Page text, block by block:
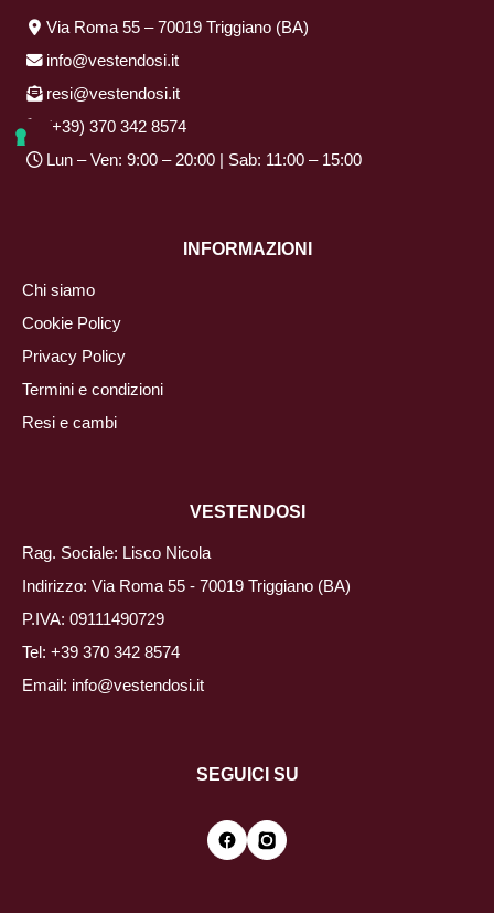
Via Roma 55 – 70019 Triggiano (BA)
info@vestendosi.it
resi@vestendosi.it
(+39) 370 342 8574
Lun – Ven: 9:00 – 20:00 | Sab: 11:00 – 15:00
INFORMAZIONI
Chi siamo
Cookie Policy
Privacy Policy
Termini e condizioni
Resi e cambi
VESTENDOSI
Rag. Sociale: Lisco Nicola
Indirizzo: Via Roma 55 - 70019 Triggiano (BA)
P.IVA: 09111490729
Tel: +39 370 342 8574
Email: info@vestendosi.it
SEGUICI SU